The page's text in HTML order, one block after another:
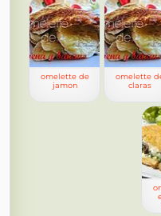
omelette de
jamon
omelette
claras